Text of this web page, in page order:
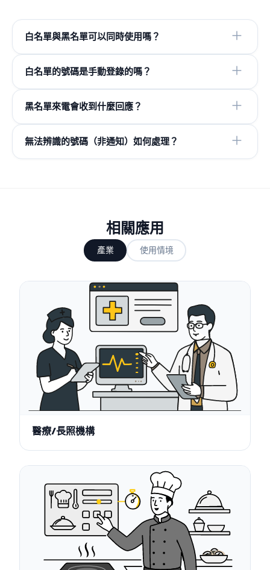
白名單與黑名單可以同時使用嗎？
白名單的號碼是手動登錄的嗎？
黑名單來電會收到什麼回應？
無法辨識的號碼（非通知）如何處理？
相關應用
產業 使用情境
醫療/長照機構